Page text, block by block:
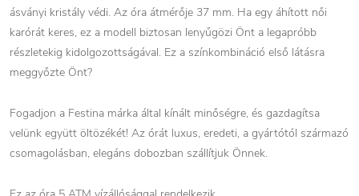
ásványi kristály védi. Az óra átmérője 37 mm. Ha egy áhított női
karórát keres, ez a modell biztosan lenyűgözi Önt a legapróbb
részletekig kidolgozottságával. Ez a színkombináció első látásra
meggyőzte Önt?
Fogadjon a Festina márka által kínált minőségre, és gazdagítsa
velünk együtt öltözékét! Az órát luxus, eredeti, a gyártótól származó
csomagolásban, elegáns dobozban szállítjuk Önnek.